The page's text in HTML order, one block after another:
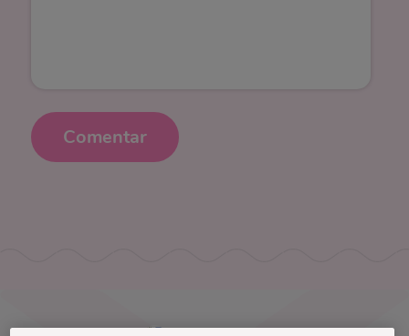
Comentar